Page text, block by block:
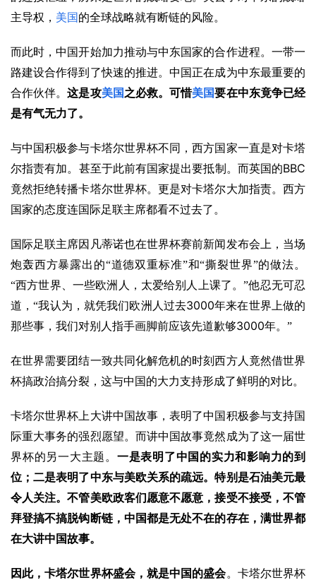
主导权， 美国 的全球战略就有断链的风险。
而此时，中国开始加力推动与中东国家的合作进程。一带一
路建设合作得到了快速的推进。中国正在成为中东最重要的
合作伙伴。这是攻美国之必救。可惜美国要在中东竟争已经
是有气无力了。
与中国积极参与卡塔尔世界杯不同，西方国家一直是对卡塔
尔指责有加。甚至于此前有国家提出要抵制。而英国的BBC
竟然拒绝转播卡塔尔世界杯。更是对卡塔尔大加指责。西方
国家的态度连国际足联主席都看不过去了。
国际足联主席因凡蒂诺也在世界杯赛前新闻发布会上，当场
炮轰西方暴露出的“道德双重标准”和“撕裂世界”的做法。
“西方世界、一些欧洲人，太爱给别人上课了。”他忍无可忍
道，“我认为，就凭我们欧洲人过去3000年来在世界上做的
那些事，我们对别人指手画脚前应该先道歉够3000年。”
在世界需要团结一致共同化解危机的时刻西方人竟然借世界
杯搞政治搞分裂，这与中国的大力支持形成了鲜明的对比。
卡塔尔世界杯上大讲中国故事，表明了中国积极参与支持国
际重大事务的强烈愿望。而讲中国故事竟然成为了这一届世
界杯的另一大主题。 一是表明了中国的实力和影响力的到
位；二是表明了中东与美欧关系的疏远。特别是石油美元最
令人关注。不管美欧政客们愿意不愿意，接受不接受，不管
拜登搞不搞脱钩断链，中国都是无处不在的存在，满世界都
在大讲中国故事。
因此，卡塔尔世界杯盛会，就是中国的盛会。卡塔尔世界杯